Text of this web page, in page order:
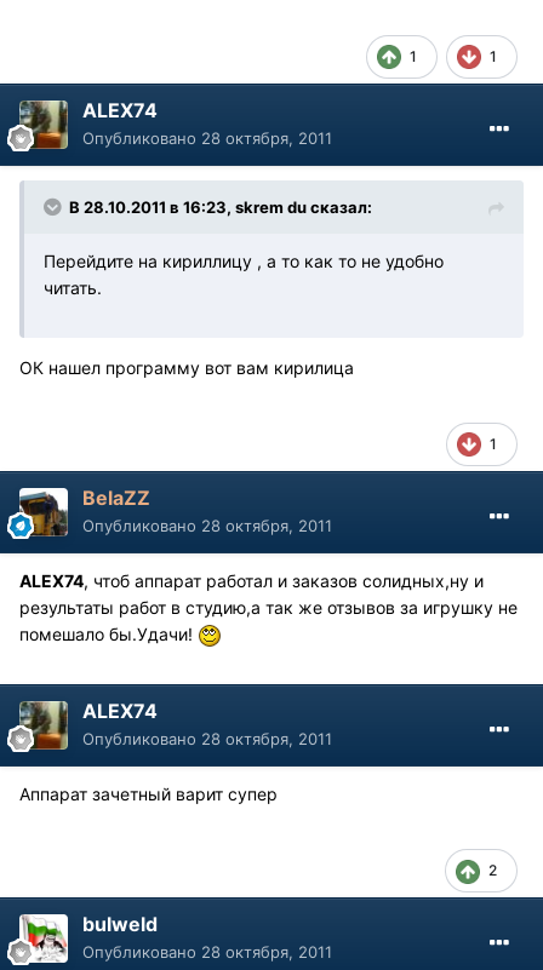
1 1
ALEX74
Опубликовано 28 октября, 2011
В 28.10.2011 в 16:23, skrem du сказал:
Перейдите на кириллицу , а то как то не удобно
читать.
ОК нашел программу вот вам кирилица
1
BelaZZ
Опубликовано 28 октября, 2011
ALEX74, чтоб аппарат работал и заказов солидных,ну и
результаты работ в студию,а так же отзывов за игрушку не
помешало бы.Удачи!
ALEX74
Опубликовано 28 октября, 2011
Аппарат зачетный варит супер
2
bulweld
Опубликовано 28 октября, 2011